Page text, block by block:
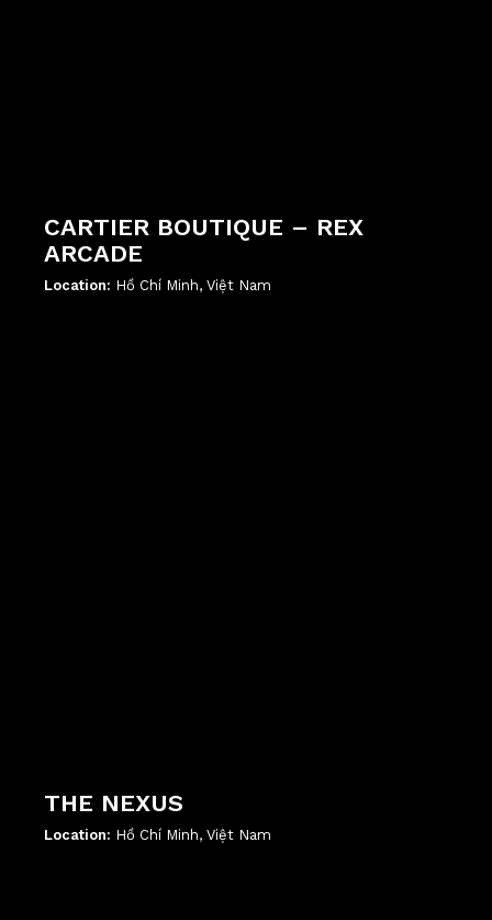
CARTIER BOUTIQUE – REX
ARCADE
Location: Hồ Chí Minh, Việt Nam
THE NEXUS
Location: Hồ Chí Minh, Việt Nam